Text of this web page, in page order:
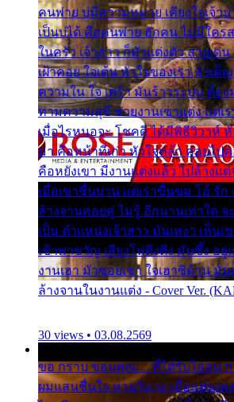
คนพ่าย บ่มีความหมาย เคียงใจเจ้าบ่
เป็นบ่ได้ คือคนพ่าย ฮักคน ไม่มีใคร
ในครัว เจ้าสาว ก็มัวแต่งตัว สวยเด่น
เฝ้าคอย ใจเต้น หัวใจของเรา ลำเค็
ความใน ใจ เศร้า มันร้าวระบม ต้อ
ท่ามความสุขี ช่วยงานเขาแต่ง แต่เ
เมื่อไรหนอจะ โชคดี ได้มีพิธีวิวาห์
มา คือหน้าที่เก่า หัวใจหล้า คอยไป
คือหยังเขา มีงานแต่งแล้ว ไปล้างแ
เมื่อเขาชื่นบาน แต่เราขื่นขม โอ้ รัก
ล้างจานคอยคู่ ไม่รู้ อีกนานเท่าใด จ
เป็น ตำแหน่งเจ้าสาว มันเหงา เห็น
เข้าพาขวัญ เสียงโห่ตึงตึง มันซึ้ง อยู่
งานเฮา มัวซอยเขา ใจเฮาซิด้าน มั
ล้างจานในงานแต่ง - Cover Ver.
30 views • 03.08.2569
ขอ กราบ ขอบคุณ.... ที่ได้รับไออุ่น
ผมแสนชื่นใจ หายวังเวง เมื่อแฟนเพ